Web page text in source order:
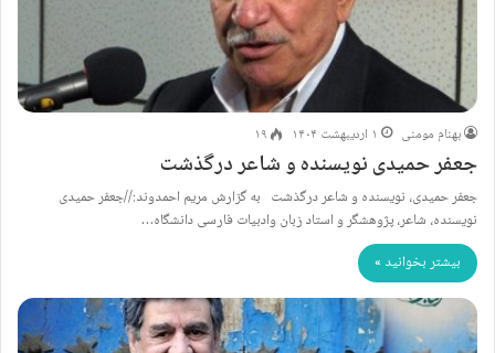
بهنام مومنی ۱ اردیبهشت ۱۴۰۴ ۱۹
جعفر حمیدی نویسنده و شاعر درگذشت
جعفر حمیدی، نویسنده و شاعر درگذشت به گزارش مریم احمدوند://جعفر حمیدی
نویسنده، شاعر، پژوهشگر و استاد زبان وادبیات فارسی دانشگاه…
بیشتر بخوانید »